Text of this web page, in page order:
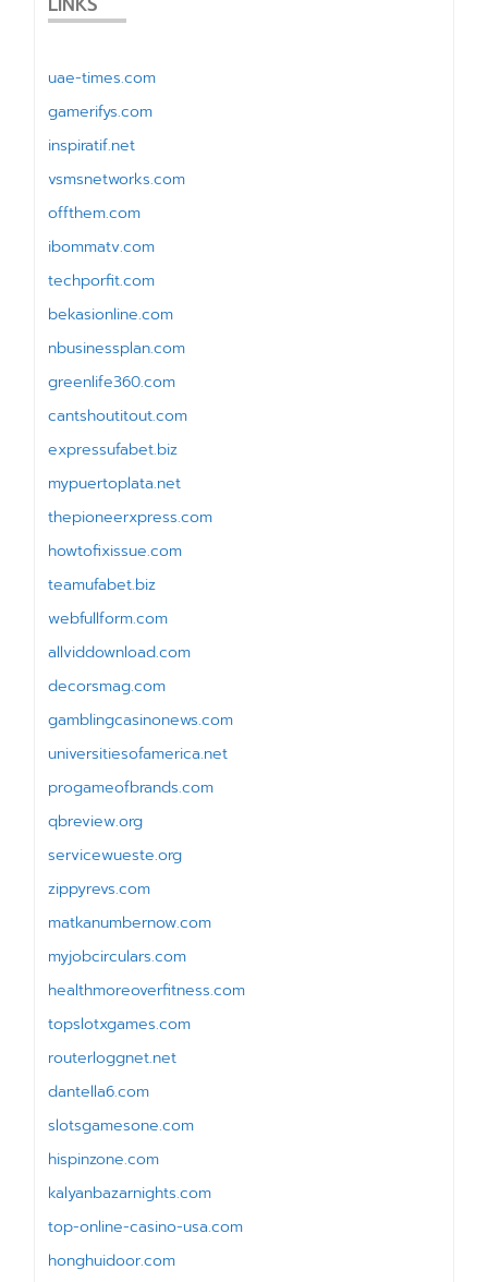
uae-times.com
gamerifys.com
inspiratif.net
vsmsnetworks.com
offthem.com
ibommatv.com
techporfit.com
bekasionline.com
nbusinessplan.com
greenlife360.com
cantshoutitout.com
expressufabet.biz
mypuertoplata.net
thepioneerxpress.com
howtofixissue.com
teamufabet.biz
webfullform.com
allviddownload.com
decorsmag.com
gamblingcasinonews.com
universitiesofamerica.net
progameofbrands.com
qbreview.org
servicewueste.org
zippyrevs.com
matkanumbernow.com
myjobcirculars.com
healthmoreoverfitness.com
topslotxgames.com
routerloggnet.net
dantella6.com
slotsgamesone.com
hispinzone.com
kalyanbazarnights.com
top-online-casino-usa.com
honghuidoor.com